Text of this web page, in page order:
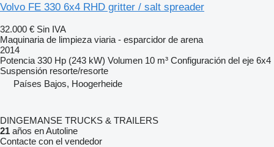
Volvo FE 330 6x4 RHD gritter / salt spreader
32.000 € Sin IVA
Maquinaria de limpieza viaria - esparcidor de arena
2014
Potencia 330 Hp (243 kW) Volumen 10 m³ Configuración del eje 6x4
Suspensión resorte/resorte
Países Bajos, Hoogerheide
DINGEMANSE TRUCKS & TRAILERS
21 años en Autoline
Contacte con el vendedor